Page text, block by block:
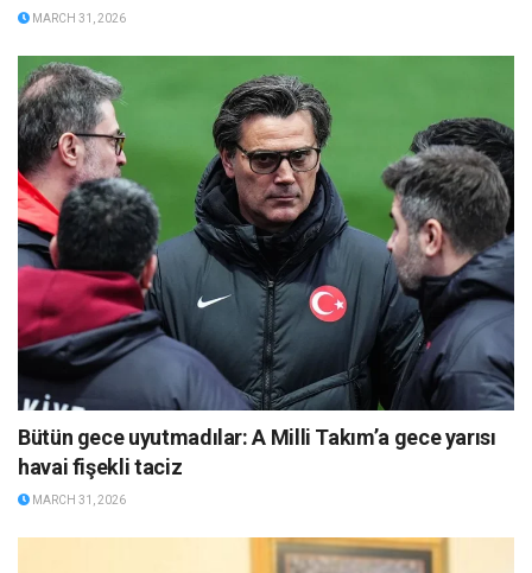
MARCH 31, 2026
Bütün gece uyutmadılar: A Milli Takım’a gece yarısı
havai fişekli taciz
MARCH 31, 2026